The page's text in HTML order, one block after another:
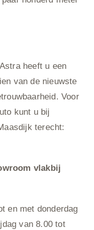
heeft u een
van de nieuwste
Voor
kunt u bij
terecht:
vlakbij
en met donderdag
van 8.00 tot